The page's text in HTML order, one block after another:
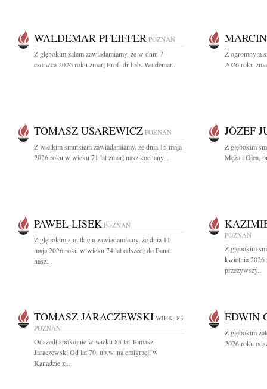
WALDEMAR PFEIFFER POZNAŃ
Z głębokim żalem zawiadamiamy, że w dniu 7
czerwca 2026 roku zmarł Prof. dr hab. Waldemar...
Z ogromnym
2026 roku
TOMASZ USAREWICZ POZNAŃ
Z wielkim smutkiem zawiadamiamy, że dnia 15 maja
2026 roku w wieku 71 lat zmarł nasz kochany...
JÓZEF
Z głębokim
Męża i Ojca,
PAWEŁ LISEK POZNAŃ
Z głębokim smutkiem zawiadamiamy, że dnia 11
maja 2026 roku w wieku 74 lat odszedł do Pana
nasz...
POZNAŃ
Z głębokim
kwietnia 2026
przeżywszy...
TOMASZ JARACZEWSKI WIEK: 83
POZNAŃ
Odszedł spokojnie w wieku 83 lat Tomasz
Jaraczewski Od lat 70. ub.w. na emigracji w
Kanadzie z...
EDWIN
Z głębokim
2026 roku